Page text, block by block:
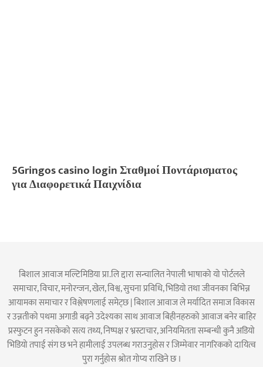
5Gringos casino login Σταθμοί Ποντάρισματος
για Διαφορετικά Παιχνίδια
बिशाल आवाज मल्टिमिडिया प्रा.लि द्दारा सन्चालित नेपाली भाषाको यो पोर्टलले
समाचार, विचार, मनोरन्जन, खेल, विश्व, सुचना प्रविधि, भिडियो तथा जीवनका बिभिन्न
आयामका समाचार र विश्लेषणलाई समेट्छ | बिशाल आवाज ले मर्यादित समाज विकास
र उन्नतीको पथमा अगाडी बढ्ने उदेश्यका साथ आवाज बिहीनहरुको आवाज बनेर बाहिर
प्रस्फुटन हुन नसकेको सत्य तथ्य, निष्पक्ष र भ्रस्टाचार, अनियमितता सम्बन्धी कुनै अडियो
भिडियो तपाई संग छ भने हामीलाई उपलब्ध गराउनुहोस र जिम्मेवार नागरिकको दायित्व
पुरा गर्नुहोस श्रोत गोप्य राखिने छ ।